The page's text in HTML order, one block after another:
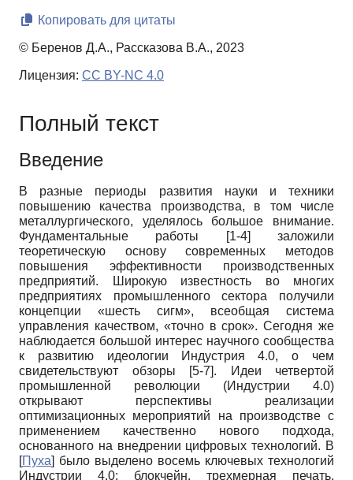
Копировать для цитаты
© Беренов Д.А., Рассказова В.А., 2023
Лицензия: CC BY-NC 4.0
Полный текст
Введение
В разные периоды развития науки и техники
повышению качества производства, в том числе
металлургического, уделялось большое внимание.
Фундаментальные работы [1-4] заложили
теоретическую основу современных методов
повышения эффективности производственных
предприятий. Широкую известность во многих
предприятиях промышленного сектора получили
концепции «шесть сигм», всеобщая система
управления качеством, «точно в срок». Сегодня же
наблюдается большой интерес научного сообщества
к развитию идеологии Индустрия 4.0, о чем
свидетельствуют обзоры [5-7]. Идеи четвертой
промышленной революции (Индустрии 4.0)
открывают перспективы реализации
оптимизационных мероприятий на производстве с
применением качественно нового подхода,
основанного на внедрении цифровых технологий. В
[Пуха] было выделено восемь ключевых технологий
Индустрии 4.0: блокчейн, трехмерная печать,